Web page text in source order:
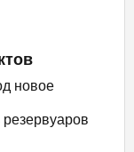
новое
резервуаров